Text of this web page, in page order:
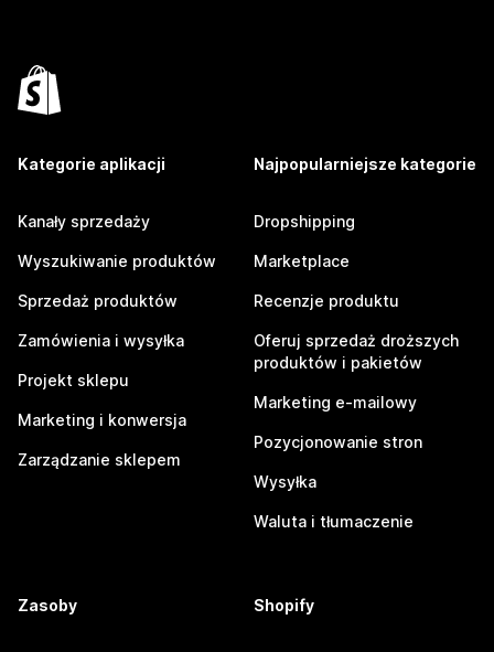
Kategorie aplikacji
Kanały sprzedaży
Wyszukiwanie produktów
Sprzedaż produktów
Zamówienia i wysyłka
Projekt sklepu
Marketing i konwersja
Zarządzanie sklepem
Najpopularniejsze kategorie
Dropshipping
Marketplace
Recenzje produktu
Oferuj sprzedaż droższych
produktów i pakietów
Marketing e-mailowy
Pozycjonowanie stron
Wysyłka
Waluta i tłumaczenie
Zasoby Shopify